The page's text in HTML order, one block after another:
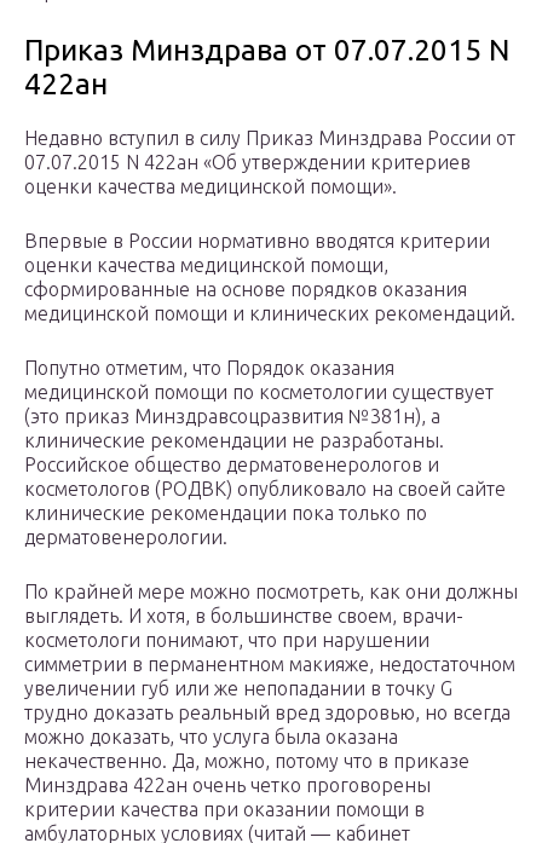
Приказ Минздрава от 07.07.2015 N
422ан
Недавно вступил в силу Приказ Минздрава России от
07.07.2015 N 422ан «Об утверждении критериев
оценки качества медицинской помощи».
Впервые в России нормативно вводятся критерии
оценки качества медицинской помощи,
сформированные на основе порядков оказания
медицинской помощи и клинических рекомендаций.
Попутно отметим, что Порядок оказания
медицинской помощи по косметологии существует
(это приказ Минздравсоцразвития №381н), а
клинические рекомендации не разработаны.
Российское общество дерматовенерологов и
косметологов (РОДВК) опубликовало на своей сайте
клинические рекомендации пока только по
дерматовенерологии.
По крайней мере можно посмотреть, как они должны
выглядеть. И хотя, в большинстве своем, врачи-
косметологи понимают, что при нарушении
симметрии в перманентном макияже, недостаточном
увеличении губ или же непопадании в точку G
трудно доказать реальный вред здоровью, но всегда
можно доказать, что услуга была оказана
некачественно. Да, можно, потому что в приказе
Минздрава 422ан очень четко проговорены
критерии качества при оказании помощи в
амбулаторных условиях (читай — кабинет